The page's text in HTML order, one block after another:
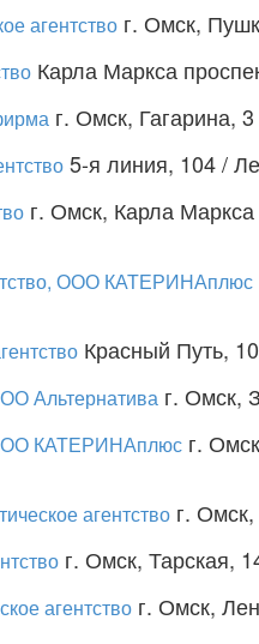
агентство г. Омск,
Карла Маркса
г. Омск, Гагарина, 3
5-я линия, 104 /
г. Омск, Карла
ООО КАТЕРИНАплюс
Красный Путь, 10
Альтернатива г. Омск,
КАТЕРИНАплюс г.
агентство г.
г. Омск, Тарская,
агентство г. Омск,